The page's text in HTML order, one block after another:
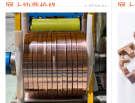
漆包线 111,970—115,970
磷铜合金 110,800—117,600
无氧铜丝(硬) 109,710—110,010
R410A专用紫铜管 113,700—113,700
网上协商价格 十堰同创 网